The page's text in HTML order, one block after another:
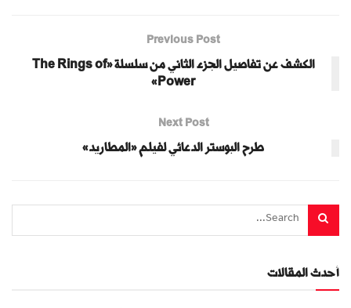
Previous Post
الكشف عن تفاصيل الجزء الثاني من سلسلة «The Rings of
Power»
Next Post
طرح البوستر الدعائي لفيلم «المطاريد»
أحدث المقالات